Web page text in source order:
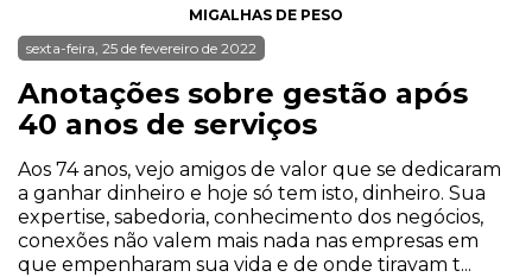
MIGALHAS DE PESO
sexta-feira, 25 de fevereiro de 2022
Anotações sobre gestão após
40 anos de serviços
Aos 74 anos, vejo amigos de valor que se dedicaram
a ganhar dinheiro e hoje só tem isto, dinheiro. Sua
expertise, sabedoria, conhecimento dos negócios,
conexões não valem mais nada nas empresas em
que empenharam sua vida e de onde tiravam t...